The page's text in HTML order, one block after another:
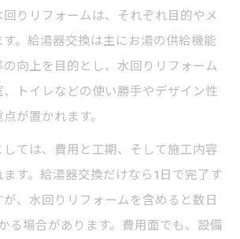
りリフォームは、それぞれ目的やメ
。給湯器交換は主にお湯の供給機能
向上を目的とし、水回りリフォーム
トイレなどの使い勝手やデザイン性
が置かれます。
ては、費用と工期、そして施工内容
す。給湯器交換だけなら1日で完了す
、水回りリフォームを含めると数日
る場合があります。費用面でも、設備